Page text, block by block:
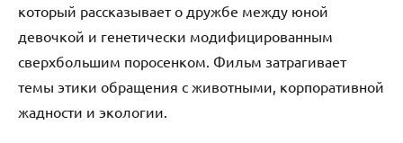
который рассказывает о дружбе между юной
девочкой и генетически модифицированным
сверхбольшим поросенком. Фильм затрагивает
темы этики обращения с животными, корпоративной
жадности и экологии.